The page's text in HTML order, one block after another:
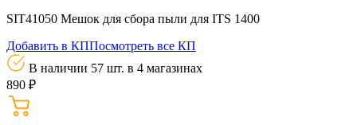
SIT41050 Мешок для сбора пыли для ITS 1400
Добавить в КППосмотреть все КП
В наличии 57 шт. в 4 магазинах
890 ₽